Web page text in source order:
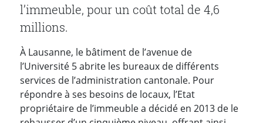
l’immeuble, pour un coût total de 4,6
millions.
À Lausanne, le bâtiment de l’avenue de
l’Université 5 abrite les bureaux de différents
services de l’administration cantonale. Pour
répondre à ses besoins de locaux, l’Etat
propriétaire de l’immeuble a décidé en 2013 de le